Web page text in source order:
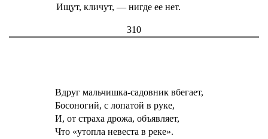
Ищут, кличут, — нигде ее нет.
310
Вдруг мальчишка-садовник вбегает,
Босоногий, с лопатой в руке,
И, от страха дрожа, объявляет,
Что «утопла невеста в реке».